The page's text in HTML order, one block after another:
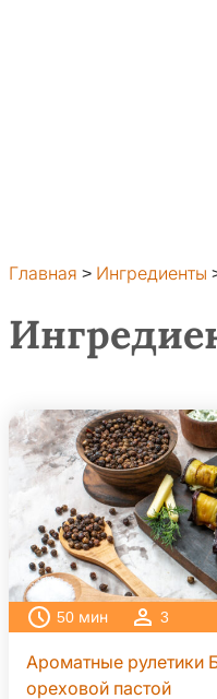
Главная > Ингредиенты
50 мин 3
Ароматные рулетики
ореховой пастой